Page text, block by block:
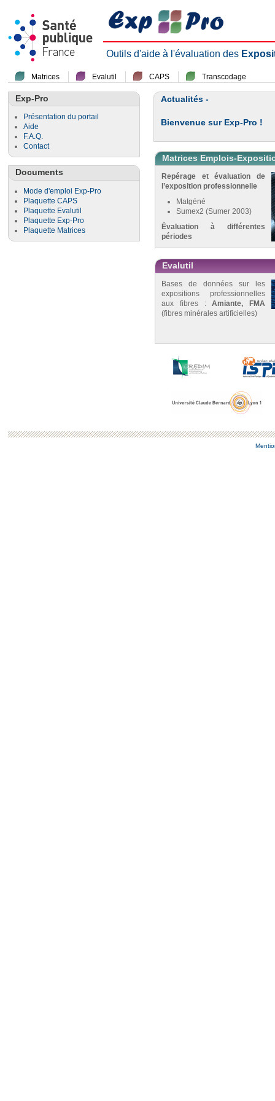
Outils d'aide à l'évaluation des
Matrices Evalutil CAPS Transcodage
Exp-Pro
Présentation du portail
Aide
F.A.Q.
Contact
Documents
Mode d'emploi Exp-Pro
Plaquette CAPS
Plaquette Evalutil
Plaquette Exp-Pro
Plaquette Matrices
Actualités -
Bienvenue sur Exp-Pro !
Matrices Emplois-
Repérage et évaluation de
l’exposition professionnelle
Matgéné
Sumex2 (Sumer 2003)
Évaluation à différentes
périodes
Evalutil
Bases de données sur les
expositions professionnelles
aux fibres :Amiante, FMA
(fibres minérales artificielles)